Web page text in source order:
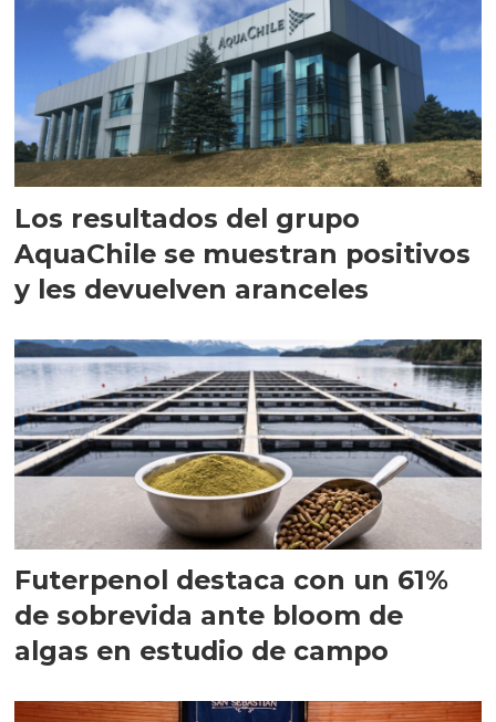
Los resultados del grupo
AquaChile se muestran positivos
y les devuelven aranceles
Futerpenol destaca con un 61%
de sobrevida ante bloom de
algas en estudio de campo